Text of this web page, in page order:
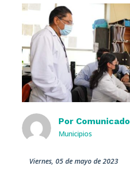
Por Comunicado
Municipios
viernes, 05 de mayo de 2023